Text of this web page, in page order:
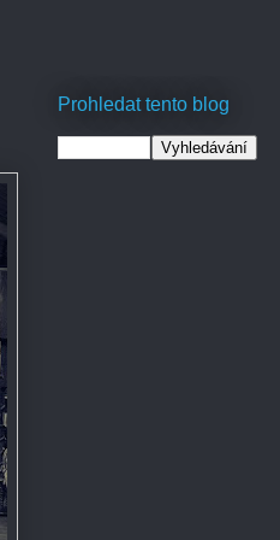
Prohledat tento blog